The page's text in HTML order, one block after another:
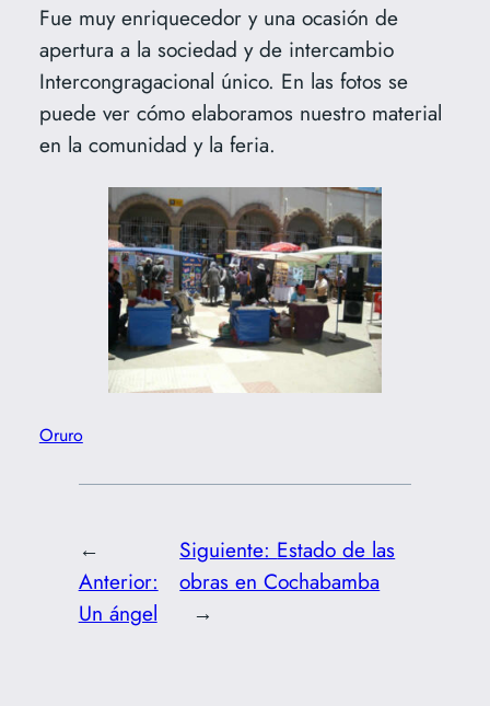
Fue muy enriquecedor y una ocasión de
apertura a la sociedad y de intercambio
Intercongragacional único. En las fotos se
puede ver cómo elaboramos nuestro material
en la comunidad y la feria.
Oruro
←
Anterior:
Un ángel
Siguiente: Estado de las
obras en Cochabamba
→